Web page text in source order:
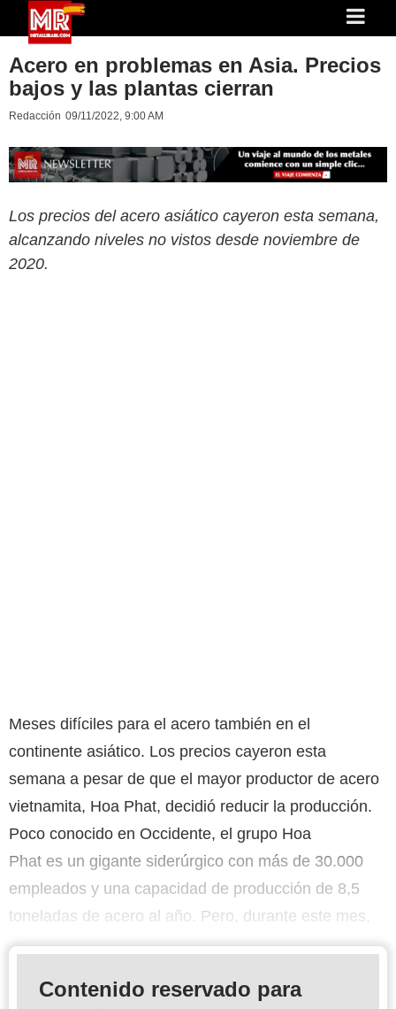
Acero en problemas en Asia. Precios
bajos y las plantas cierran
Redacción 09/11/2022, 9:00 AM
Los precios del acero asiático cayeron esta semana,
alcanzando niveles no vistos desde noviembre de
2020.
Meses difíciles para el acero también en el
continente asiático. Los precios cayeron esta
semana a pesar de que el mayor productor de acero
vietnamita, Hoa Phat, decidió reducir la producción.
Poco conocido en Occidente, el grupo Hoa
Phat es un gigante siderúrgico con más de 30.000
empleados y una capacidad de producción de 8,5
toneladas de acero al año. Pero, durante este mes,
Contenido reservado para